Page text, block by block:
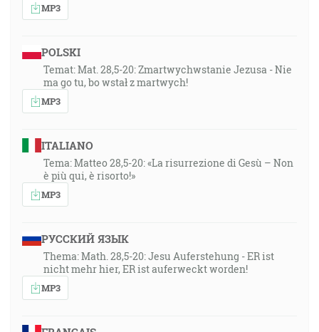
MP3
POLSKI
Temat: Mat. 28,5-20: Zmartwychwstanie Jezusa - Nie
ma go tu, bo wstał z martwych!
MP3
ITALIANO
Tema: Matteo 28,5-20: «La risurrezione di Gesù – Non
è più qui, è risorto!»
MP3
РУССКИЙ ЯЗЫК
Thema: Math. 28,5-20: Jesu Auferstehung - ER ist
nicht mehr hier, ER ist auferweckt worden!
MP3